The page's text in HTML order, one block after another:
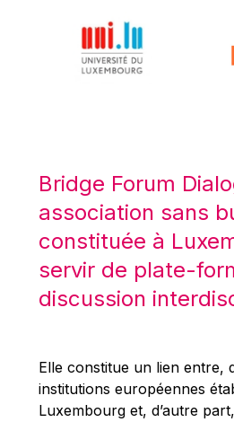
Lucas Papademos
Máire Geoghegan-
Mario Centeno
Mario Monti
Maroš ŠEFČOVIČ
Martin Bailey
Martine Reicherts
Michael Sohlman
Michel Goedert
Bridge Forum
association sans
constituée à
servir de plate-
discussion
Elle constitue un lien entre,
institutions européennes
Luxembourg et, d’autre